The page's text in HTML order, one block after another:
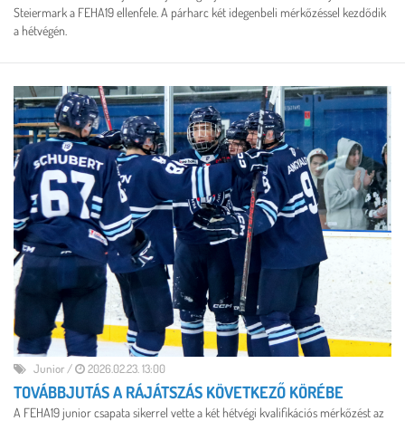
Steiermark a FEHA19 ellenfele. A párharc két idegenbeli mérkőzéssel kezdődik
a hétvégén.
Junior / 2026.02.23. 13:00
TOVÁBBJUTÁS A RÁJÁTSZÁS KÖVETKEZŐ KÖRÉBE
A FEHA19 junior csapata sikerrel vette a két hétvégi kvalifikációs mérkőzést az